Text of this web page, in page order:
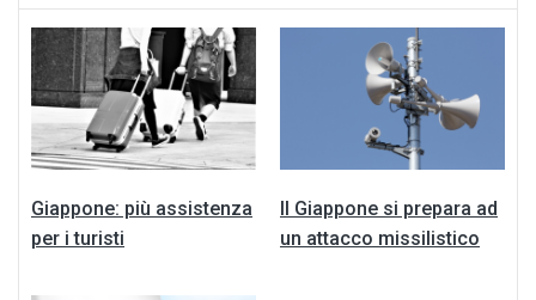
Giappone: più assistenza
per i turisti
Il Giappone si prepara ad
un attacco missilistico